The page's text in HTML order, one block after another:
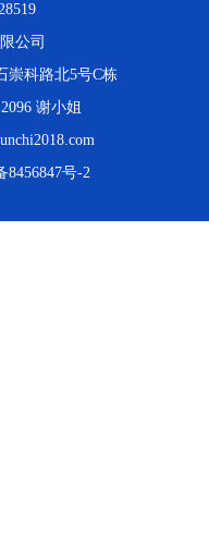
公司
崇科路北5号C栋
谢小姐
8456847号-2